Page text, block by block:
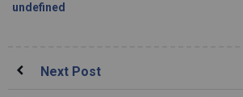
undefined
Next Post